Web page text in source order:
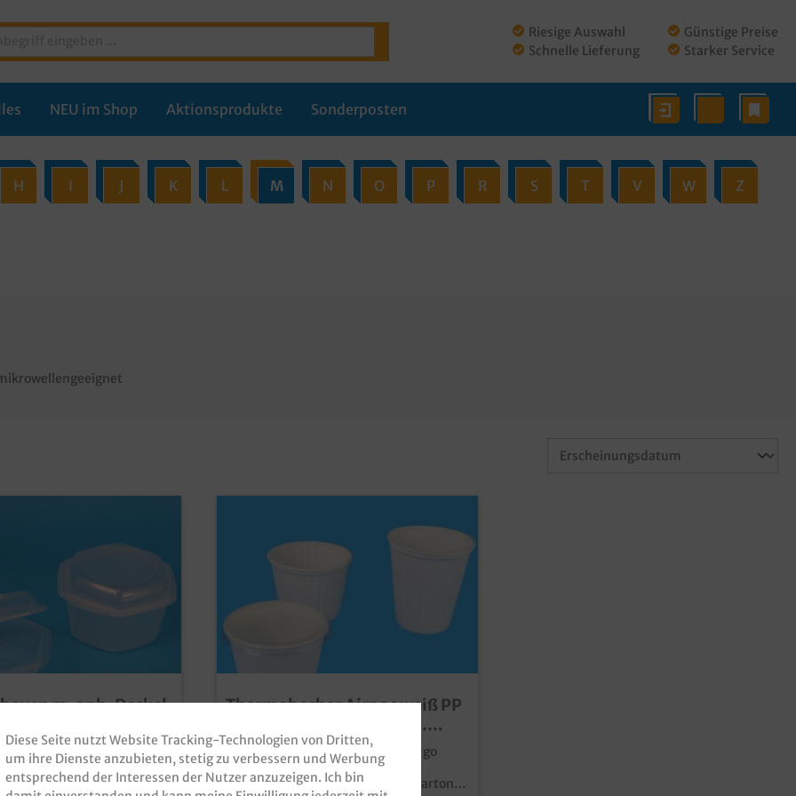
Riesige Auswahl
Schnelle Lieferung
Günstige Preise
Starker Service
NEU im Shop Aktionsprodukte Sonderposten
H I J K L M N O P R S T V W Z
m. anh. Deckel
PP
versch. Größen
/ Allzweckboxen /
/ Salatboxen /
/ Tiefkühlbox, PP,
Thermobecher Airpac weiß PP
recycelbar 600St. versch.
Größen
Thermo Suppenbecher / Soup to go
Becher / Thermobecher, Airpac,
recycelbar, weiß, 600 Stück im Karton
Diese Seite nutzt Website Tracking-Technologien von Dritten,
um ihre Dienste anzubieten, stetig zu verbessern und Werbung
entsprechend der Interessen der Nutzer anzuzeigen. Ich bin